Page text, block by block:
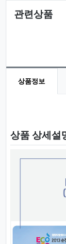
관련상품
상품정보
상품 상세설